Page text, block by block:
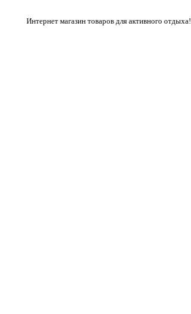
Интернет магазин товаров для активного отдыха!